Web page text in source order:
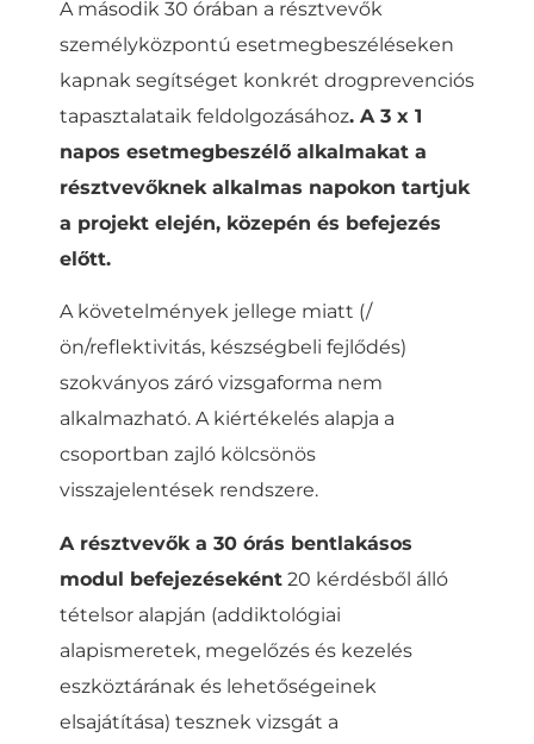
A második 30 órában a résztvevők
személyközpontú esetmegbeszéléseken
kapnak segítséget konkrét drogprevenciós
tapasztalataik feldolgozásához. A 3 x 1
napos esetmegbeszélő alkalmakat a
résztvevőknek alkalmas napokon tartjuk
a projekt elején, közepén és befejezés
előtt.
A követelmények jellege miatt (/
ön/reflektivitás, készségbeli fejlődés)
szokványos záró vizsgaforma nem
alkalmazható. A kiértékelés alapja a
csoportban zajló kölcsönös
visszajelentések rendszere.
A résztvevők a 30 órás bentlakásos
modul befejezéseként 20 kérdésből álló
tételsor alapján (addiktológiai
alapismeretek, megelőzés és kezelés
eszköztárának és lehetőségeinek
elsajátítása) tesznek vizsgát a